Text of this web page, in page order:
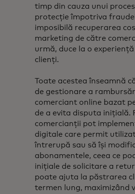
timp din cauza unui
protecție împotriva
imposibilă recuperarea
marketing de către
urmă, duce la o
clienți.
Toate acestea înseamnă
de gestionare a
comerciant online bazat
de a evita disputa inițială.
comercianții pot
digitale care permit
întrerupă sau să își
abonamentele, ceea ce
inițiale de solicitare a
poate ajuta la păstrarea
termen lung, maximizând